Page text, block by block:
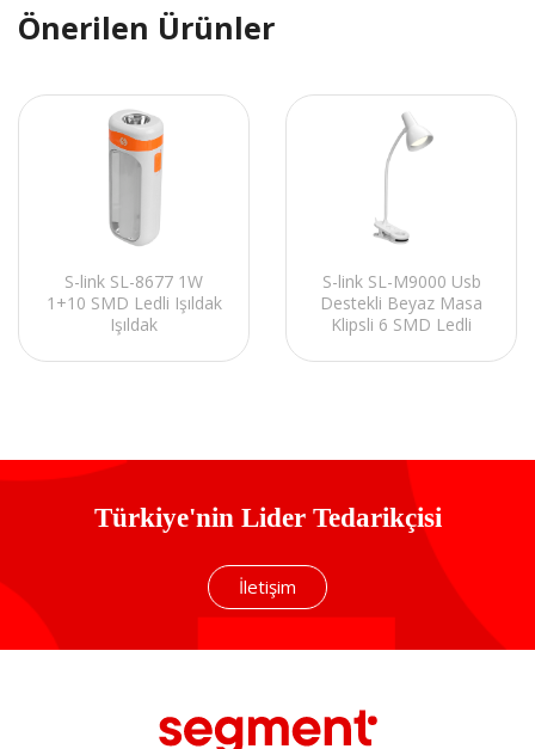
Önerilen Ürünler
S-link SL-8677 1W
1+10 SMD Ledli Işıldak
Işıldak
S-link SL-M9000 Usb
Destekli Beyaz Masa
Klipsli 6 SMD Ledli
Türkiye'nin Lider Tedarikçisi
İletişim